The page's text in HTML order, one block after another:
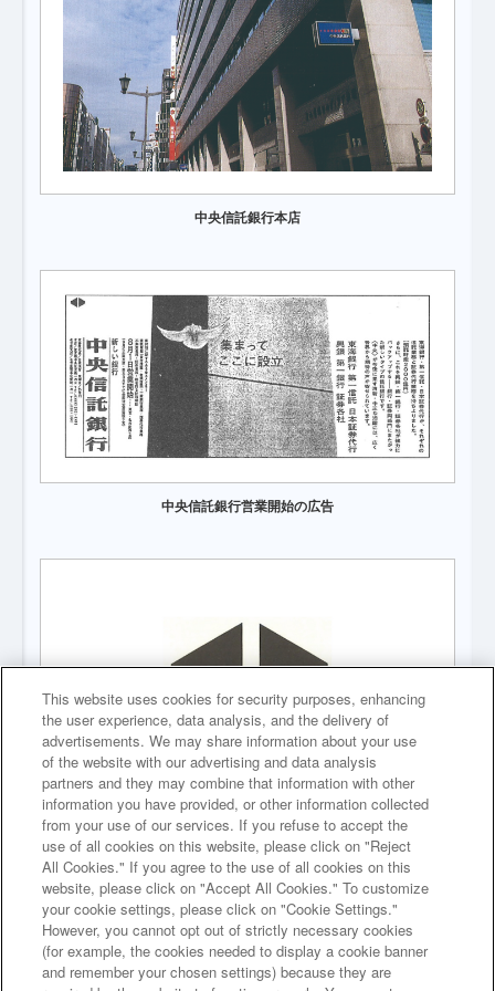
中央信託銀行本店
中央信託銀行営業開始の広告
中央信託銀行創業当初の社章 中央・中正・中庸の「中」を表現
次のページへ
This website uses cookies for security purposes, enhancing
the user experience, data analysis, and the delivery of
advertisements. We may share information about your use
of the website with our advertising and data analysis
partners and they may combine that information with other
information you have provided, or other information collected
from your use of our services. If you refuse to accept the
use of all cookies on this website, please click on "Reject
All Cookies." If you agree to the use of all cookies on this
website, please click on "Accept All Cookies." To customize
your cookie settings, please click on "Cookie Settings."
However, you cannot opt out of strictly necessary cookies
(for example, the cookies needed to display a cookie banner
and remember your chosen settings) because they are